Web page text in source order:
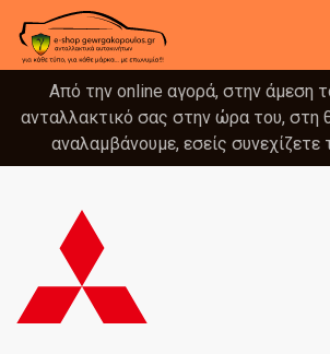
Από την online αγορά, στην άμεση
ανταλλακτικό σας στην ώρα του, στη
αναλαμβάνουμε, εσείς